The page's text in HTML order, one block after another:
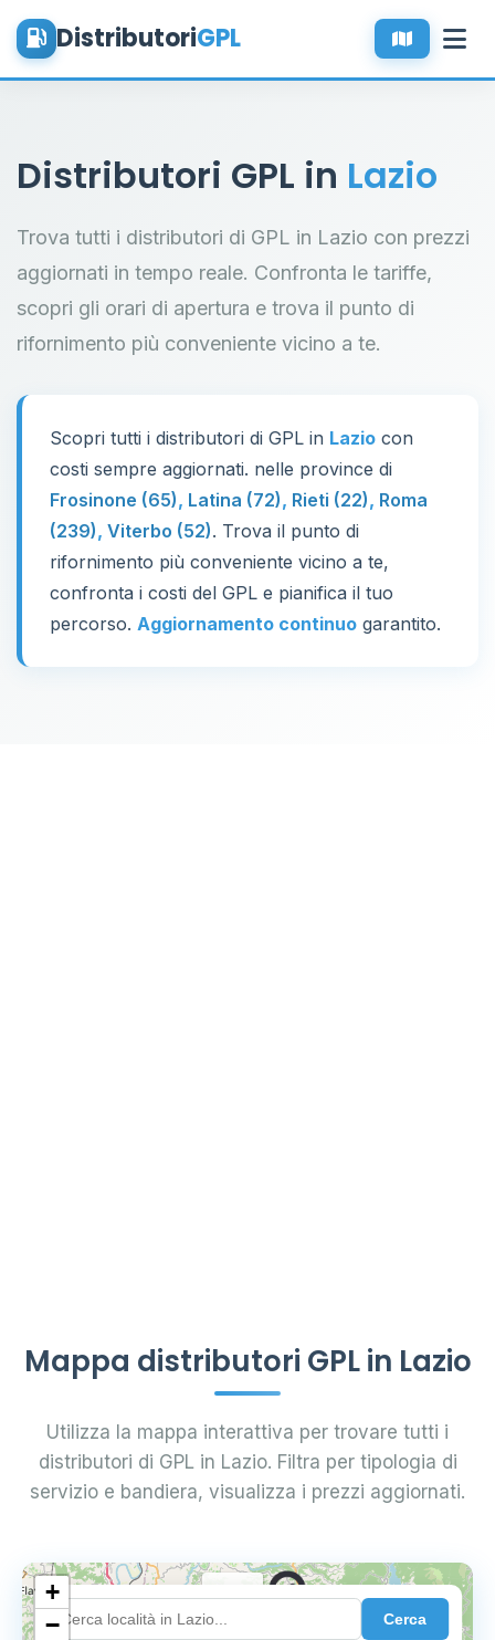
DistributoriGPL
Distributori GPL in Lazio
Trova tutti i distributori di GPL in Lazio con prezzi
aggiornati in tempo reale. Confronta le tariffe,
scopri gli orari di apertura e trova il punto di
rifornimento più conveniente vicino a te.
Scopri tutti i distributori di GPL in Lazio con
costi sempre aggiornati. nelle province di
Frosinone (65), Latina (72), Rieti (22), Roma
(239), Viterbo (52). Trova il punto di
rifornimento più conveniente vicino a te,
confronta i costi del GPL e pianifica il tuo
percorso. Aggiornamento continuo garantito.
Mappa distributori GPL in Lazio
Utilizza la mappa interattiva per trovare tutti i
distributori di GPL in Lazio. Filtra per tipologia di
servizio e bandiera, visualizza i prezzi aggiornati.
Cerca
+
−